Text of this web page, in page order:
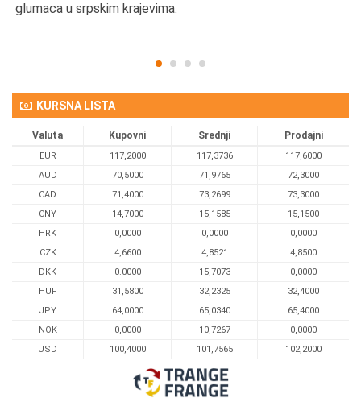
glumaca u srpskim krajevima.
KURSNA LISTA
Valuta Kupovni Srednji Prodajni
EUR 117,2000 117,3736
117,6000
AUD
70,5000 71,9765
72,3000
CAD
71,4000 73,2699
73,3000
CNY
14,7000 15,1585
15,1500
HRK
0,0000 0,0000
0,0000
CZK
4,6600 4,8521
4,8500
DKK
0.0000 15,7073
0,0000
HUF
31,5800 32,2325
32,4000
JPY
64,0000 65,0340
65,4000
NOK
0,0000 10,7267
0,0000
USD
100,4000 101,7565 102,2000